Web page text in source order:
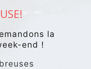
la
end !